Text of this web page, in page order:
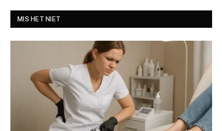
MIS HET NIET